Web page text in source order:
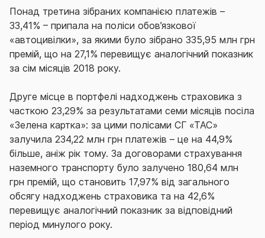
Понад третина зібраних компанією платежів –
33,41% – припала на поліси обов’язкової
«автоцивілки», за якими було зібрано 335,95 млн грн
премій, що на 27,1% перевищує аналогічний показник
за сім місяців 2018 року.
Друге місце в портфелі надходжень страховика з
часткою 23,29% за результатами семи місяців посіла
«Зелена картка»: за цими полісами СГ «ТАС»
залучила 234,22 млн грн платежів – це на 44,9%
більше, аніж рік тому. За договорами страхування
наземного транспорту було залучено 180,64 млн
грн премій, що становить 17,97% від загального
обсягу надходжень страховика та на 42,6%
перевищує аналогічний показник за відповідний
період минулого року.